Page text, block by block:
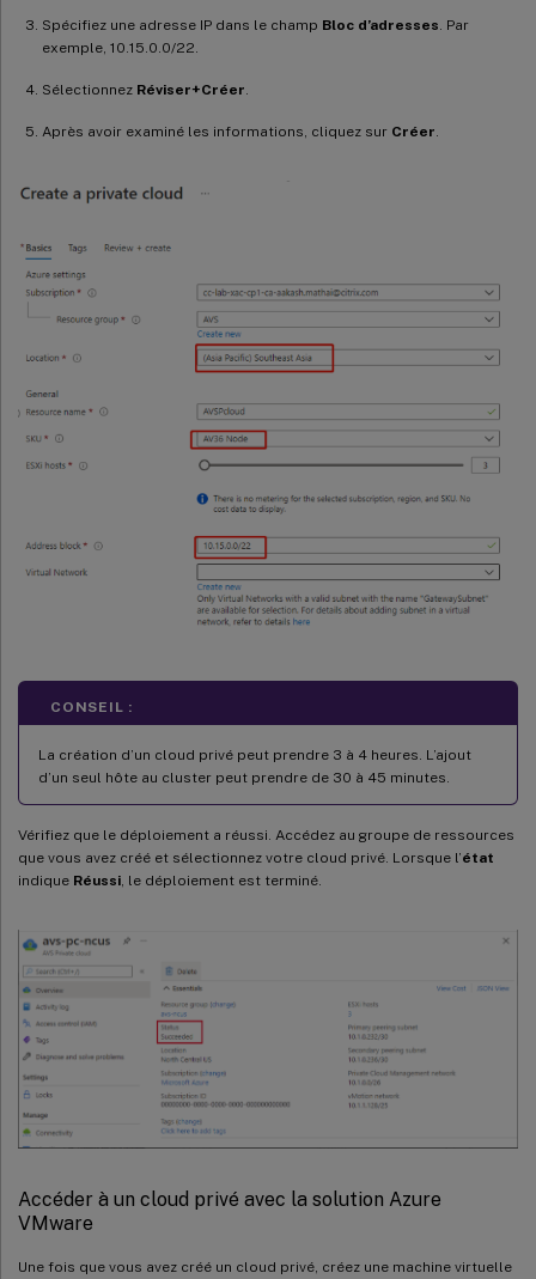
Spécifiez une adresse IP dans le champ Bloc d’adresses. Par
exemple, 10.15.0.0/22.
Sélectionnez Réviser+Créer.
Après avoir examiné les informations, cliquez sur Créer.
CONSEIL :
La création d’un cloud privé peut prendre 3 à 4 heures. L’ajout
d’un seul hôte au cluster peut prendre de 30 à 45 minutes.
Vérifiez que le déploiement a réussi. Accédez au groupe de ressources
que vous avez créé et sélectionnez votre cloud privé. Lorsque l’état
indique Réussi , le déploiement est terminé.
Accéder à un cloud privé avec la solution Azure
VMware
Une fois que vous avez créé un cloud privé, créez une machine virtuelle